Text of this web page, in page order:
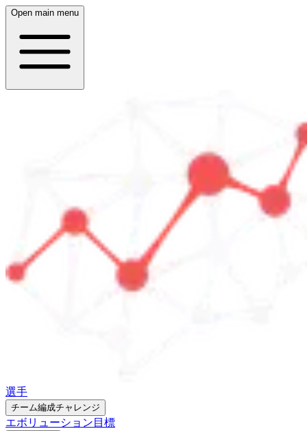
Open main menu
選手
チーム編成チャレンジ
エボリューション 目標